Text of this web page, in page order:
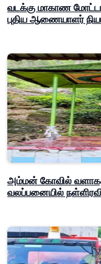
வடக்கு மாகாண
புதிய ஆணையாளர்
அம்மன் கோவில்
வலப்பனையில்